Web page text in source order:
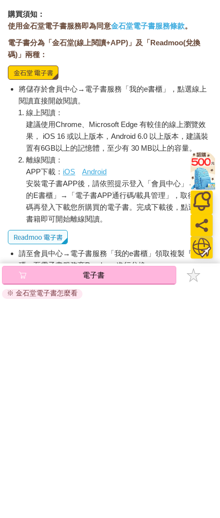
購買須知：
使用金石堂電子書服務即為同意金石堂電子書服務條款。
電子書分為「金石堂(線上閱讀+APP)」及「Readmoo(兌換
碼)」兩種：
將儲存於會員中心→電子書服務「我的e書櫃」，點選線上
閱讀直接開啟閱讀。
線上閱讀：
建議使用Chrome、Microsoft Edge 有較佳的線上瀏覽效
果， iOS 16 或以上版本，Android 6.0 以上版本，建議裝
置有6GB以上的記憶體，至少有 30 MB以上的容量。
離線閱讀：
APP下載： iOS
Android
安裝電子書APP後，請依照提示登入「會員中心」→「我
的E書櫃」→「電子書APP通行碼/載具管理」，取得通行
碼再登入下載您所購買的電子書。完成下載後，點選任一
書籍即可開始離線閱讀。
請至會員中心→電子書服務「我的e書櫃」領取複製『兌換
碼』至電子書服務商Readmoo進行兌換。
退換貨須知：
因版權保護，您在金石堂所購買的電子書僅能以金石堂專屬
電子書
※ 金石堂電子書怎麼看